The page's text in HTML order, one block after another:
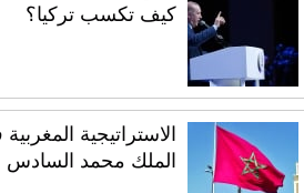
كيف تكسب تركيا؟
الاستراتيجية
الملك محمد السادس